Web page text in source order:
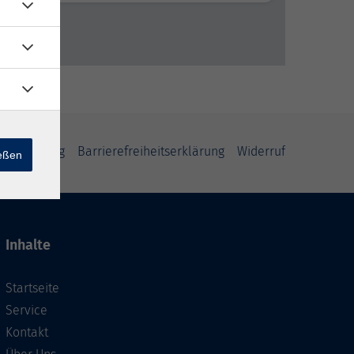
Barrierefreiheitserklärung Widerruf
Inhalte
Startseite
Service
Kontakt